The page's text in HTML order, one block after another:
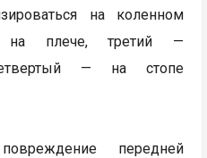
на коленном
на плече, третий —
— на стопе
передней